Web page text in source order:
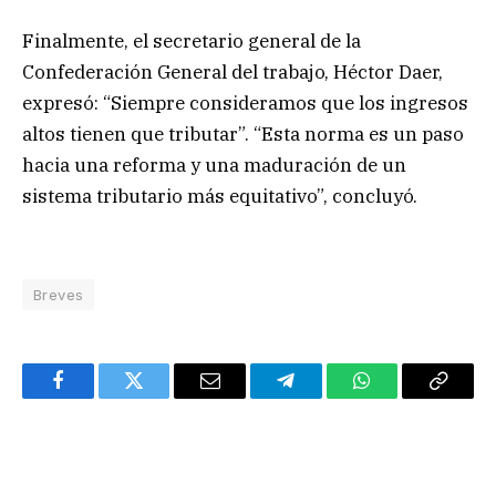
Finalmente, el secretario general de la
Confederación General del trabajo, Héctor Daer,
expresó: “Siempre consideramos que los ingresos
altos tienen que tributar”. “Esta norma es un paso
hacia una reforma y una maduración de un
sistema tributario más equitativo”, concluyó.
Breves
FacebookTwitter Email TelegramWhatsAppCopy